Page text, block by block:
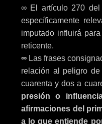
∞ El artículo 270 del
específicamente
imputado influirá
reticente.
∞ Las frases
relación al peligro
cuarenta y dos a
presión o
afirmaciones del
a lo que entiende